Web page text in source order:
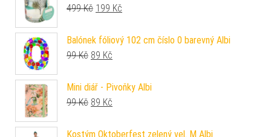
499Kč Původní cena byla: 499 Kč.
199 Kč
Balónek fóliový 102 cm číslo 0 barevný Albi
99Kč Původní cena byla: 99 Kč.
89 Kč
Mini diář - Pivoňky Albi
99Kč Původní cena byla: 99 Kč.
89 Kč
Kostým Oktoberfest zelený vel. M Albi